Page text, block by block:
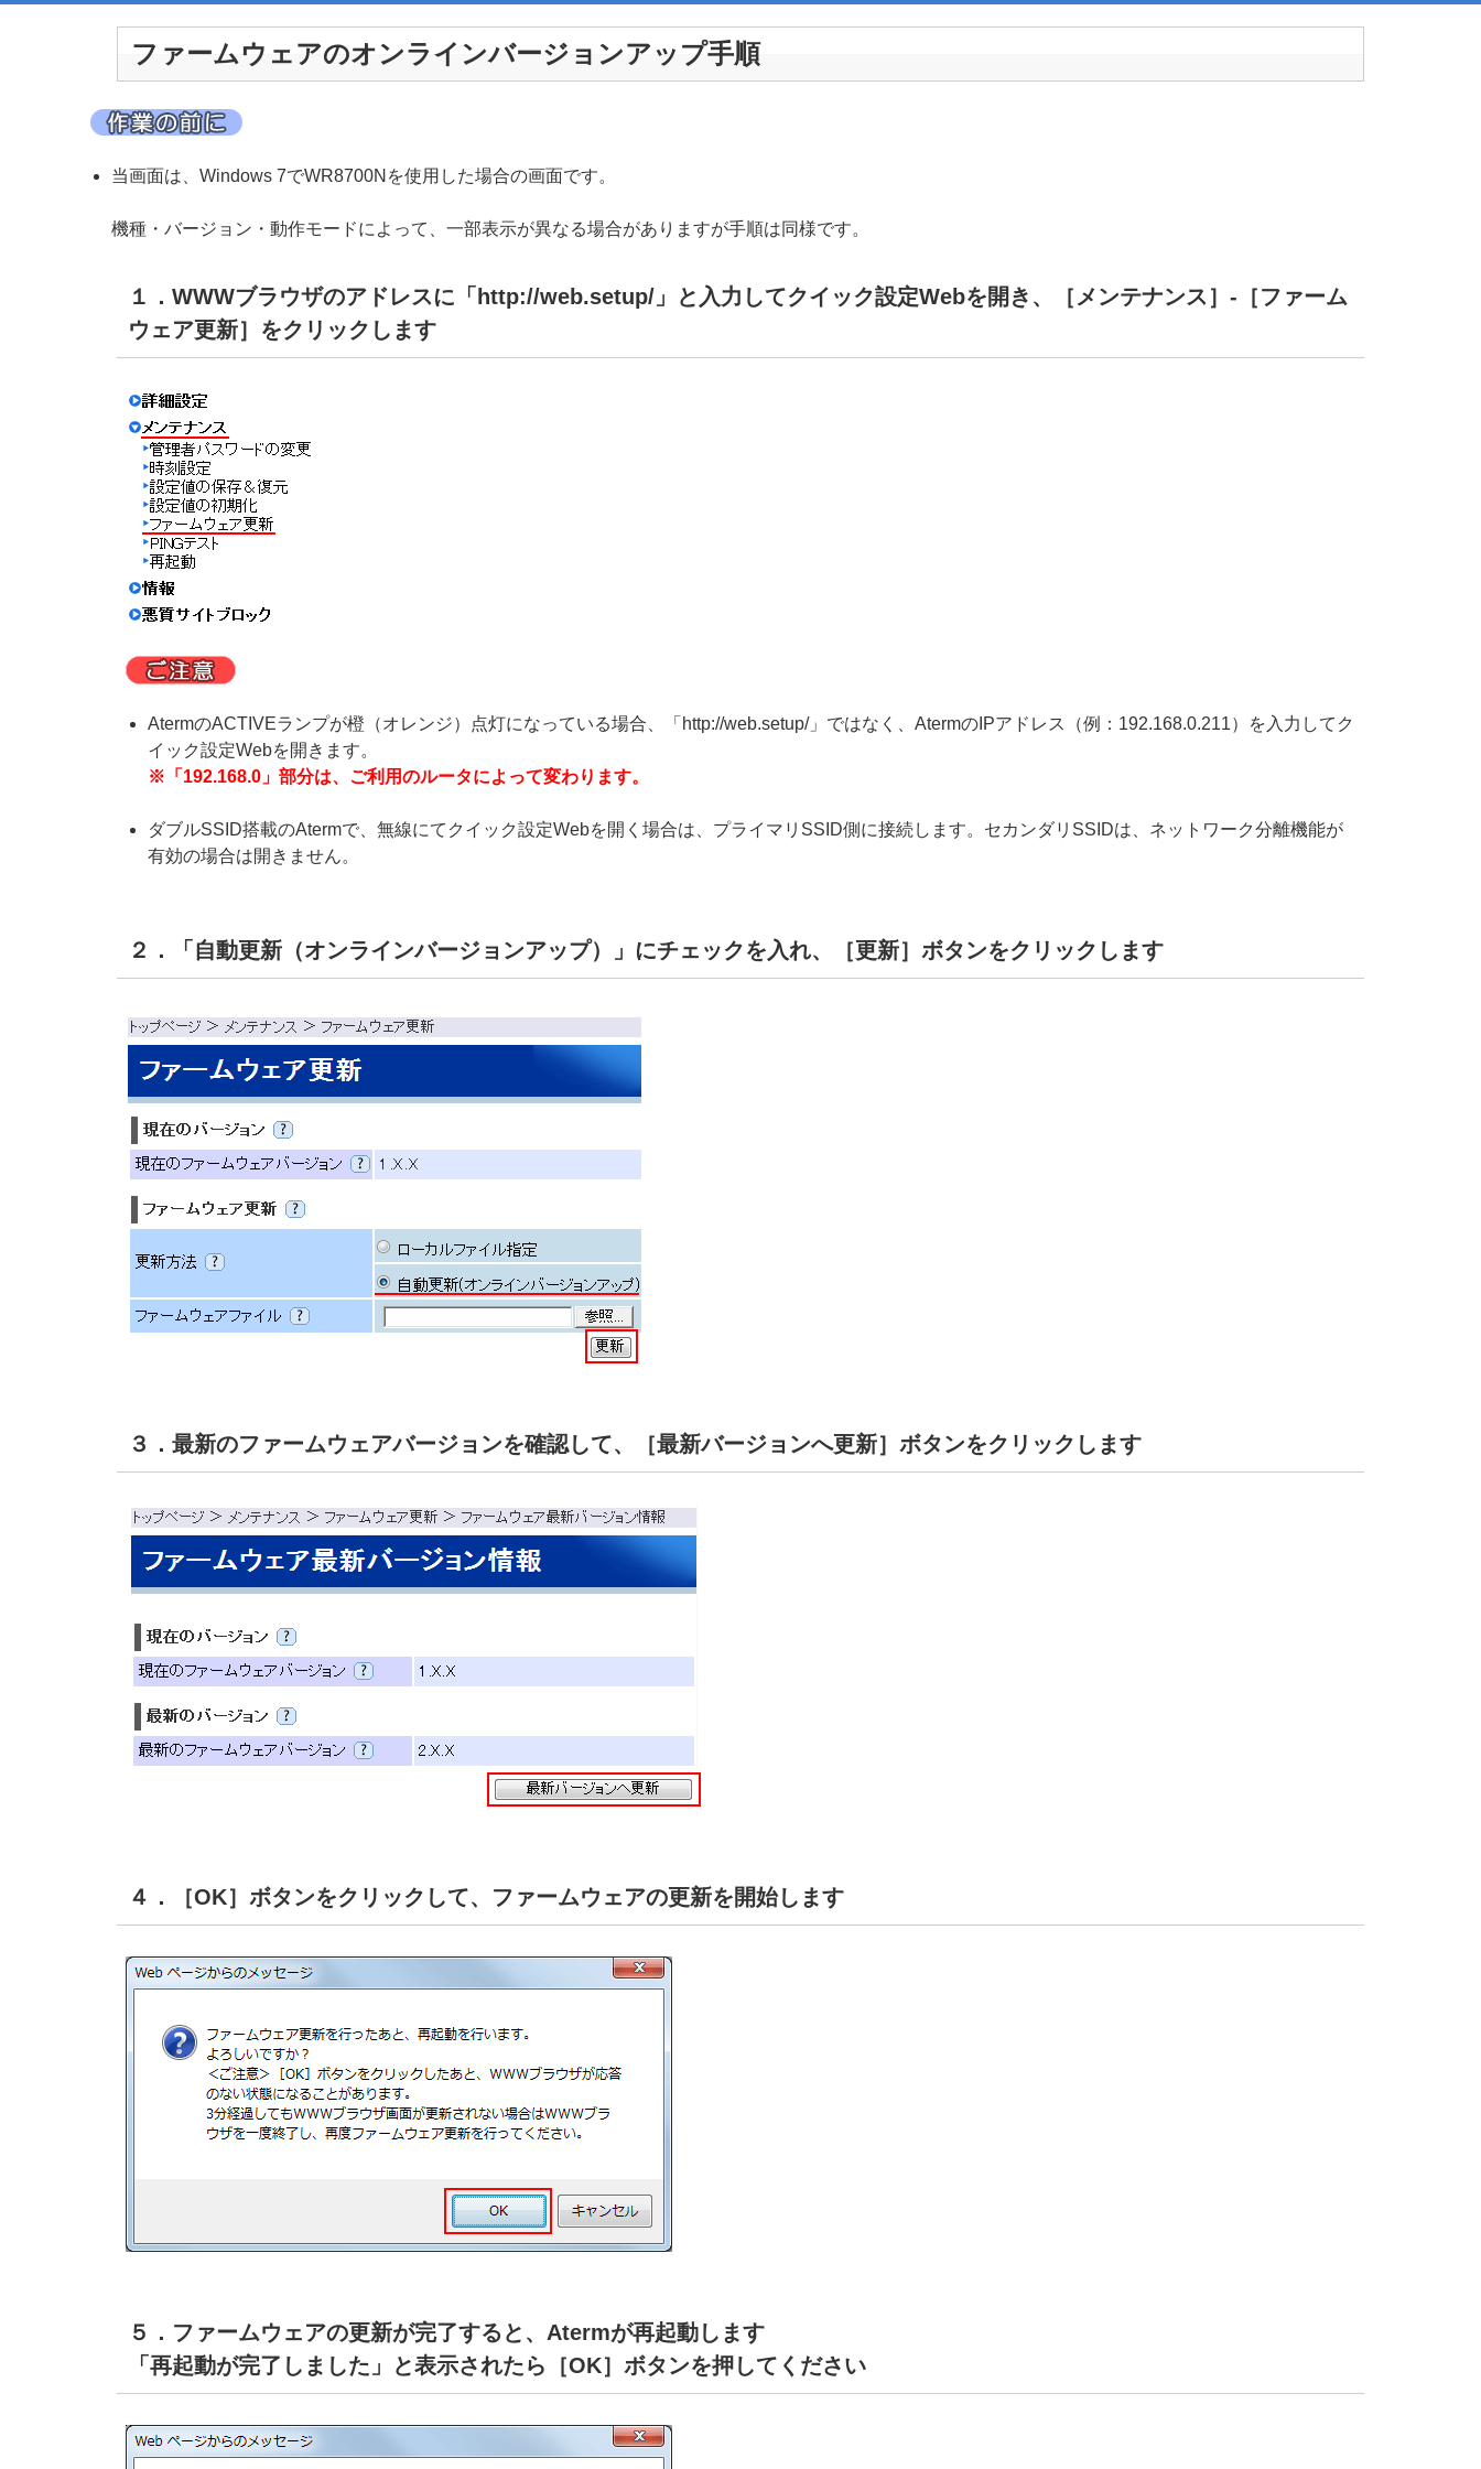
ファームウェアのオンラインバージョンアップ手順
当画面は、Windows 7でWR8700Nを使用した場合の画面です。
機種・バージョン・動作モードによって、一部表示が異なる場合がありますが手順は同様です。
１．WWWブラウザのアドレスに「http://web.setup/」と入力してクイック設定Webを開き、［メンテナンス］-［ファーム
ウェア更新］をクリックします
AtermのACTIVEランプが橙（オレンジ）点灯になっている場合、「http://web.setup/」ではなく、AtermのIPアドレス（例：192.168.0.211）を入力してク
イック設定Webを開きます。
※「192.168.0」部分は、ご利用のルータによって変わります。
ダブルSSID搭載のAtermで、無線にてクイック設定Webを開く場合は、プライマリSSID側に接続します。セカンダリSSIDは、ネットワーク分離機能が
有効の場合は開きません。
２．「自動更新（オンラインバージョンアップ）」にチェックを入れ、［更新］ボタンをクリックします
３．最新のファームウェアバージョンを確認して、［最新バージョンへ更新］ボタンをクリックします
４．［OK］ボタンをクリックして、ファームウェアの更新を開始します
５．ファームウェアの更新が完了すると、Atermが再起動します
「再起動が完了しました」と表示されたら［OK］ボタンを押してください